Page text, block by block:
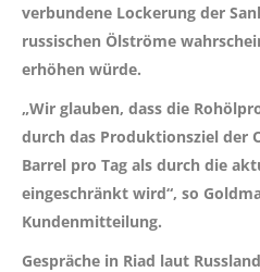
verbundene Lockerung der
russischen Ölströme
erhöhen würde.
„Wir glauben, dass die
durch das Produktionsziel der
Barrel pro Tag als durch die
eingeschränkt wird“, so
Kundenmitteilung.
Gespräche in Riad laut